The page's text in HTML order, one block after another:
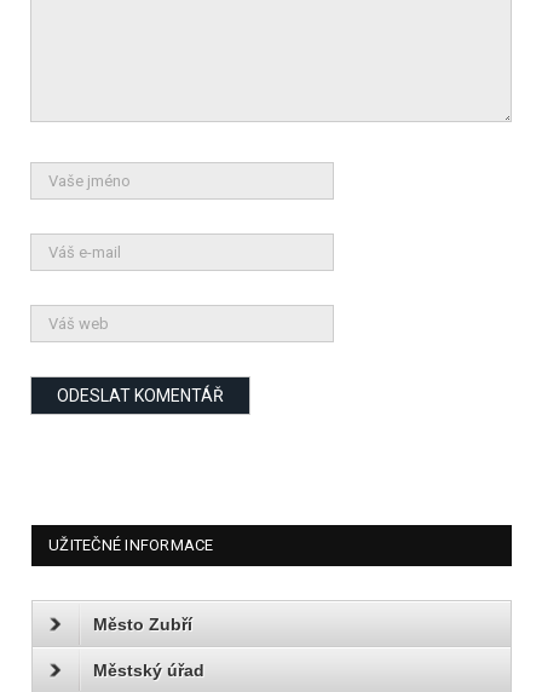
UŽITEČNÉ INFORMACE
Město Zubří
Městský úřad